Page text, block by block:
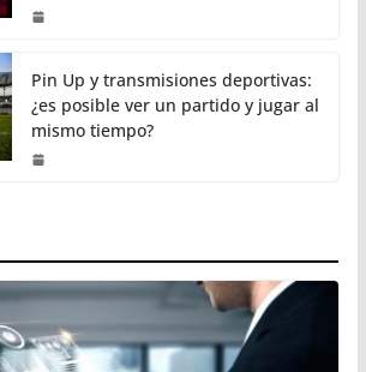
Pin Up y transmisiones deportivas:
¿es posible ver un partido y jugar al
mismo tiempo?